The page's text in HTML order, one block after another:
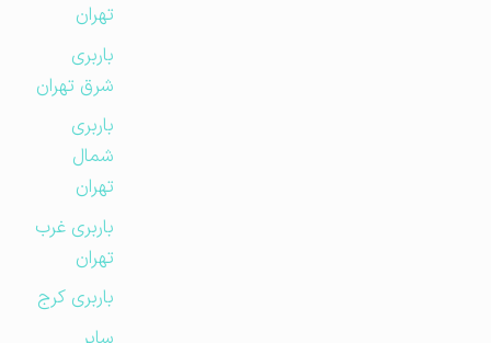
تهران
باربری
شرق تهران
باربری
شمال
تهران
باربری غرب
تهران
باربری کرج